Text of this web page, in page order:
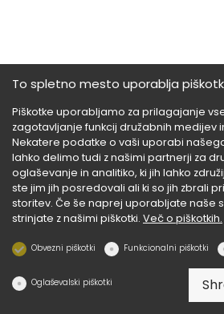
To spletno mesto uporablja
Piškotke uporabljamo za prilagajanje
zagotavljanje funkcij družabnih medijev
Nekatere podatke o vaši uporabi
lahko delimo tudi z našimi partnerji za
oglaševanje in analitiko, ki jih lahko
ste jim jih posredovali ali ki so jih zbrali
storitev. Če še naprej uporabljate naše
strinjate z našimi piškotki. Več o piškotkih.
Obvezni piškotki Funkcionalni piškotki
Oglaševalski piškotki